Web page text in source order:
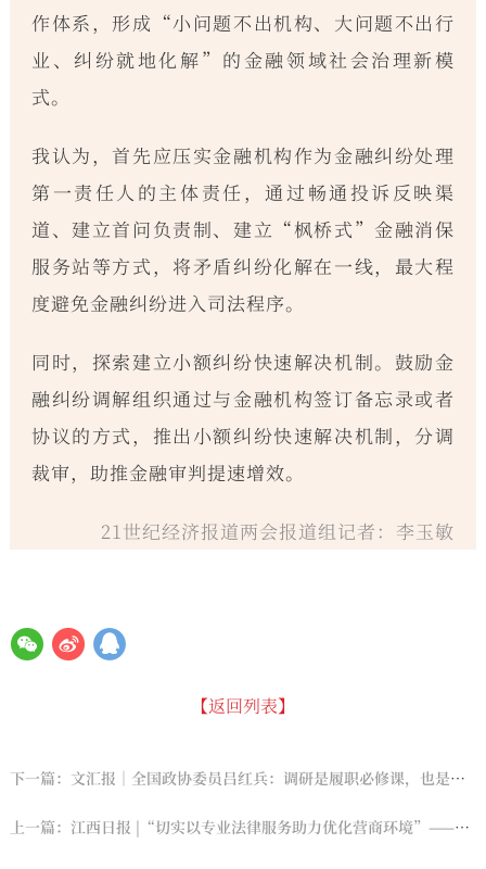
作体系，形成“小问题不出机构、大问题不出行
业、纠纷就地化解”的金融领域社会治理新模
式。
我认为，首先应压实金融机构作为金融纠纷处理
第一责任人的主体责任，通过畅通投诉反映渠
道、建立首问负责制、建立“枫桥式”金融消保
服务站等方式，将矛盾纠纷化解在一线，最大程
度避免金融纠纷进入司法程序。
同时，探索建立小额纠纷快速解决机制。鼓励金
融纠纷调解组织通过与金融机构签订备忘录或者
协议的方式，推出小额纠纷快速解决机制，分调
裁审，助推金融审判提速增效。
21世纪经济报道两会报道组记者：李玉敏
【返回列表】
下一篇：文汇报｜全国政协委员吕红兵：调研是履职必修课，也是建言献策基本功
上一篇：江西日报 |“切实以专业法律服务助力优化营商环境”——江西省委书记尹弘调研国浩律师（南昌）事务所